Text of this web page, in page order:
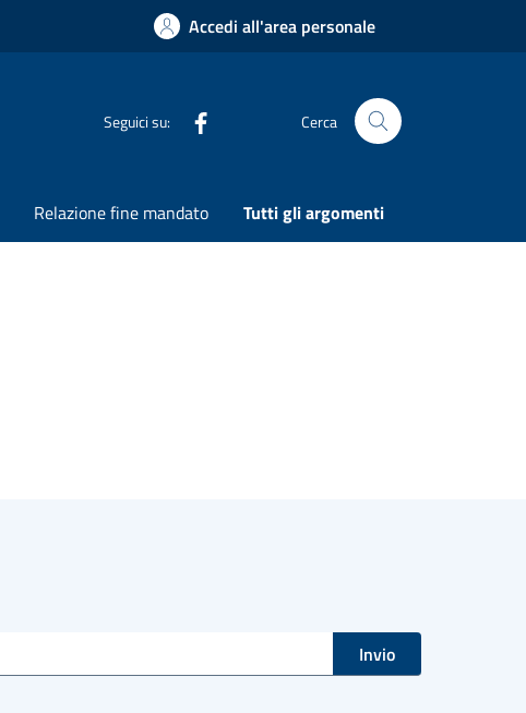
Accedi all'area personale
Seguici su: Cerca Cerca nel sito
Relazione fine mandato Tutti gli argomenti
Invio